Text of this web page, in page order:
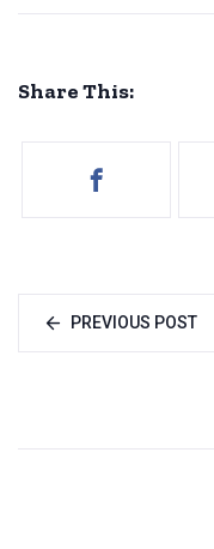
Share This:
PREVIOUS POST